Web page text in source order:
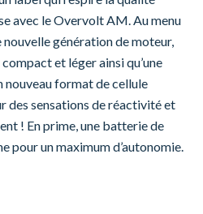
avec le Overvolt AM. Au menu
génération de moteur,
et léger ainsi qu’une
format de cellule
des sensations de réactivité et
! En prime, une batterie de
pour un maximum d’autonomie.